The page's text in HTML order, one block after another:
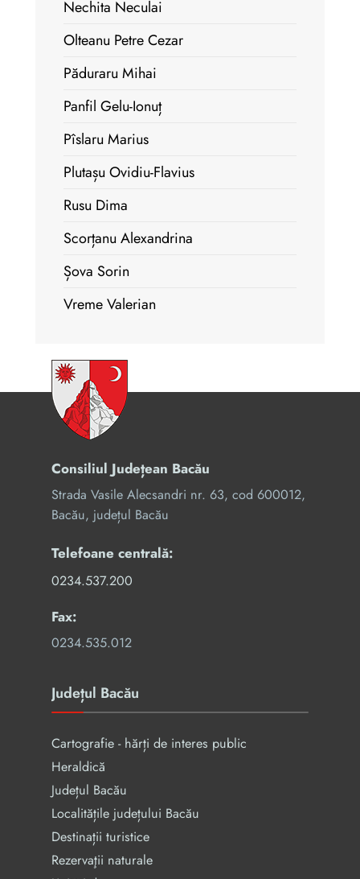
Nechita Neculai
Olteanu Petre Cezar
Păduraru Mihai
Panfil Gelu-Ionuț
Pîslaru Marius
Plutașu Ovidiu-Flavius
Rusu Dima
Scorțanu Alexandrina
Șova Sorin
Vreme Valerian
Consiliul Județean Bacău
Strada Vasile Alecsandri nr. 63, cod 600012,
Bacău, județul Bacău
Telefoane centrală:
0234.537.200
Fax:
0234.535.012
Județul Bacău
Cartografie - hărți de interes public
Heraldică
Județul Bacău
Localitățile județului Bacău
Destinații turistice
Rezervaţii naturale